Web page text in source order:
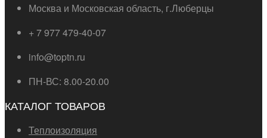
Москва и Московская область, г.Люберцы
+ 7 977 479-40-07
info@toptn.ru
ПН-ВС: 8.00-20.00
КАТАЛОГ ТОВАРОВ
Теплоизоляция